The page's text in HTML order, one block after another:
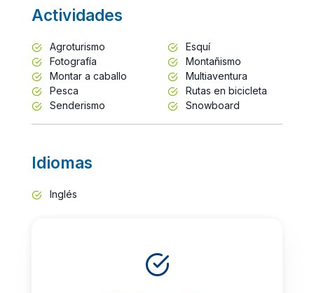
Actividades
Agroturismo
Esquí
Fotografía
Montañismo
Montar a caballo
Multiaventura
Pesca
Rutas en bicicleta
Senderismo
Snowboard
Idiomas
Inglés